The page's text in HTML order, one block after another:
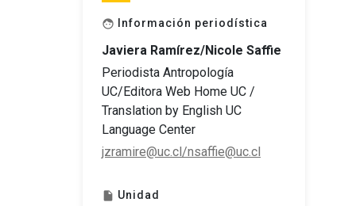
face Información periodística
Javiera Ramírez/Nicole Saffie
Periodista Antropología
UC/Editora Web Home UC /
Translation by English UC
Language Center
jzramire@uc.cl/nsaffie@uc.cl
insert_drive_file Unidad